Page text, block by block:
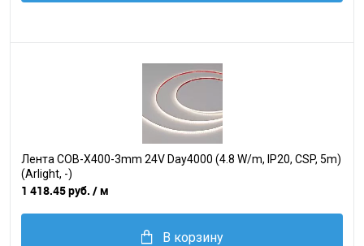
Лента COB-X400-3mm 24V Day4000 (4.8 W/m, IP20, CSP, 5m)
(Arlight, -)
1 418.45 руб. / м
В корзину